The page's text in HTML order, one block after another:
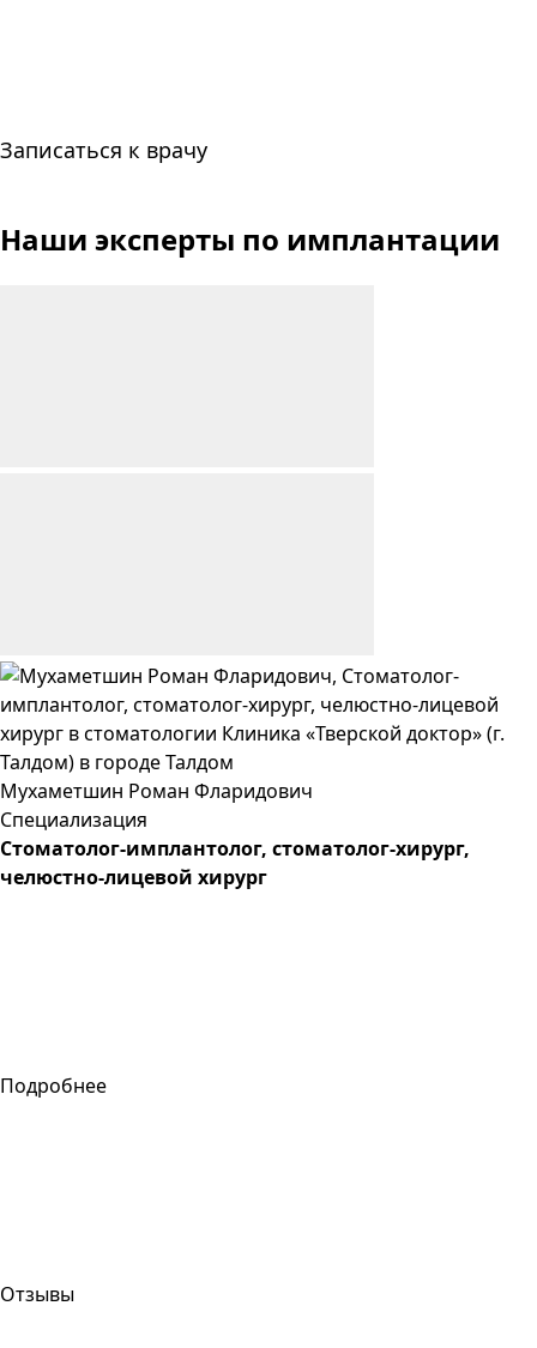
Записаться к врачу
Наши эксперты по имплантации
Мухаметшин Роман Фларидович
Специализация
Cтоматолог-имплантолог, стоматолог-хирург,
челюстно-лицевой хирург
Подробнее
Отзывы